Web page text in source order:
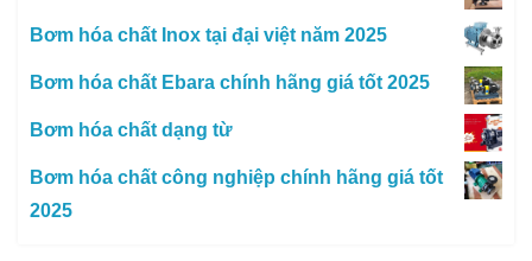
Bơm hóa chất Inox tại đại việt năm 2025
Bơm hóa chất Ebara chính hãng giá tốt 2025
Bơm hóa chất dạng từ
Bơm hóa chất công nghiệp chính hãng giá tốt
2025